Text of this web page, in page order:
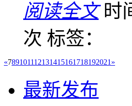
阅读全文 时
次 标签：
«789101112131415161718192021 »
最新发布